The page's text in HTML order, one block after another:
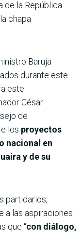
de la República
chapa
Baruja
durante este
este
César
de
los proyectos
nacional en
y de su
partidarios,
a las aspiraciones
que “con diálogo,